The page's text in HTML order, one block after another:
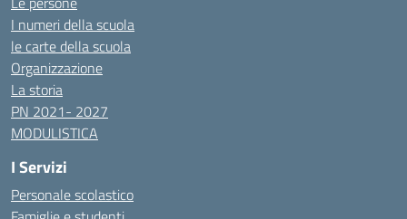
I numeri della scuola
le carte della scuola
Organizzazione
La storia
PN 2021- 2027
MODULISTICA
I Servizi
Personale scolastico